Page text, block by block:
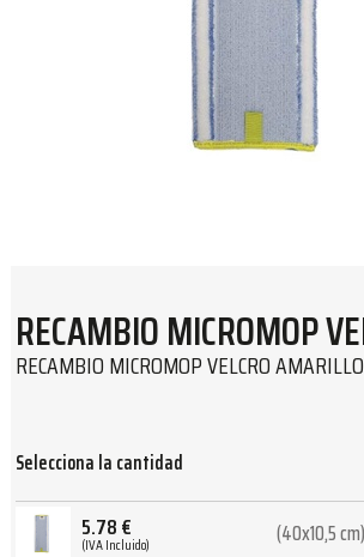
RECAMBIO MICROMOP
RECAMBIO MICROMOP VELCRO
Selecciona la cantidad
5.78€
(IVA Incluido) (40x10,5